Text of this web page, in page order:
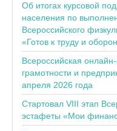
Об итогах курсовой
населения по
Всероссийского
«Готов к труду и
Всероссийская
грамотности и
апреля 2026 года
Стартовал VIII этап
эстафеты «Мои